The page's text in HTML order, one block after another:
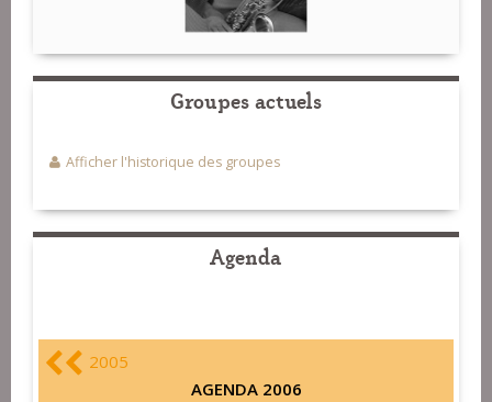
Groupes actuels
Afficher l'historique des groupes
Agenda
2005
AGENDA 2006